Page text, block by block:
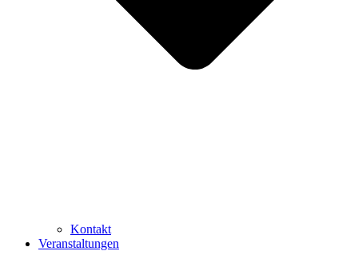
Kontakt
Veranstaltungen